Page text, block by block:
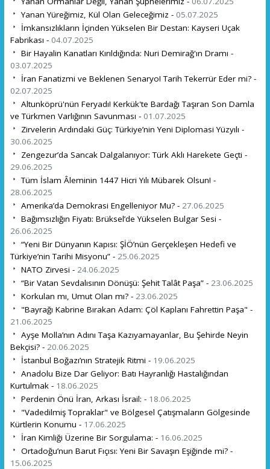
Yanan Yüreğimiz, Kül Olan Geleceğimiz - 05.07.2025
İmkansızlıkların İçinden Yükselen Bir Destan: Kayseri Uçak
Fabrikası - 04.07.2025
Bir Hayalin Kanatları Kırıldığında: Nuri Demirağ'ın Dramı -
03.07.2025
İran Fanatizmi ve Beklenen Senaryo! Tarih Tekerrür Eder mi? -
02.07.2025
Altunköprü'nün Feryadı! Kerkük'te Bardağı Taşıran Son Damla
ve Türkmen Varlığının Savunması - 01.07.2025
Zirvelerin Ardındaki Güç: Türkiye’nin Yeni Diplomasi Yüzyılı -
30.06.2025
Zengezur’da Sancak Dalgalanıyor: Türk Aklı Harekete Geçti -
29.06.2025
Tüm İslam Âleminin 1447 Hicri Yılı Mübarek Olsun! -
28.06.2025
Amerika’da Demokrasi Engelleniyor Mu? - 27.06.2025
Bağımsızlığın Fiyatı: Brüksel’de Yükselen Bulgar Sesi -
26.06.2025
“Yeni Bir Dünyanın Kapısı: ŞİÖ’nün Gerçekleşen Hedefi ve
Türkiye’nin Tarihi Misyonu” - 25.06.2025
NATO Zirvesi - 24.06.2025
“Bir Vatan Sevdalısının Dönüşü: Şehit Talât Paşa” - 23.06.2025
Korkulan mı, Umut Olan mı? - 23.06.2025
"Bayrağı Kabrine Bırakan Adam: Çöl Kaplanı Fahrettin Paşa" -
21.06.2025
Ayşe Molla’nın Adını Taşa Kazıyamayanlar, Bu Şehirde Neyin
Bekçisi? - 20.06.2025
İstanbul Boğazı’nın Stratejik Ritmi - 19.06.2025
Anadolu Bize Dar Geliyor: Batı Hayranlığı Hastalığından
Kurtulmak - 18.06.2025
Perdenin Önü İran, Arkası İsrail: - 18.06.2025
"Vadedilmiş Topraklar" ve Bölgesel Çatışmaların Gölgesinde
Kürtlerin Konumu - 17.06.2025
İran Kimliği Üzerine Bir Sorgulama: - 16.06.2025
Ortadoğu’nun Barut Fıçısı: Yeni Bir Savaşın Eşiğinde mi? -
15.06.2025